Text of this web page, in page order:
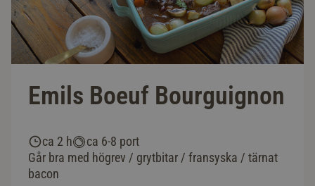
Emils Boeuf Bourguignon
ca 2 h
ca 6-8 port
Går bra med högrev / grytbitar / fransyska / tärnat
bacon